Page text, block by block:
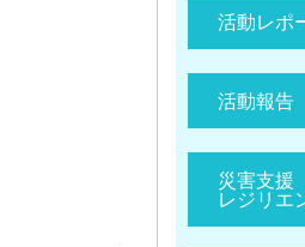
活動レポ
活動報告
災害支援
レジリエ